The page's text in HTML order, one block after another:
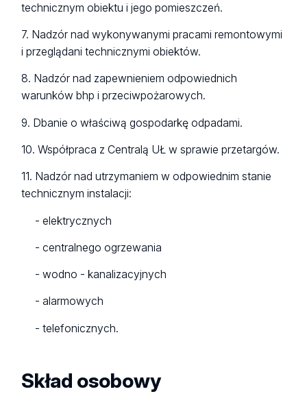
technicznym obiektu i jego pomieszczeń.
7. Nadzór nad wykonywanymi pracami remontowymi
i przeglądani technicznymi obiektów.
8. Nadzór nad zapewnieniem odpowiednich
warunków bhp i przeciwpożarowych.
9. Dbanie o właściwą gospodarkę odpadami.
10. Współpraca z Centralą UŁ w sprawie przetargów.
11. Nadzór nad utrzymaniem w odpowiednim stanie
technicznym instalacji:
- elektrycznych
- centralnego ogrzewania
- wodno - kanalizacyjnych
- alarmowych
- telefonicznych.
Skład osobowy